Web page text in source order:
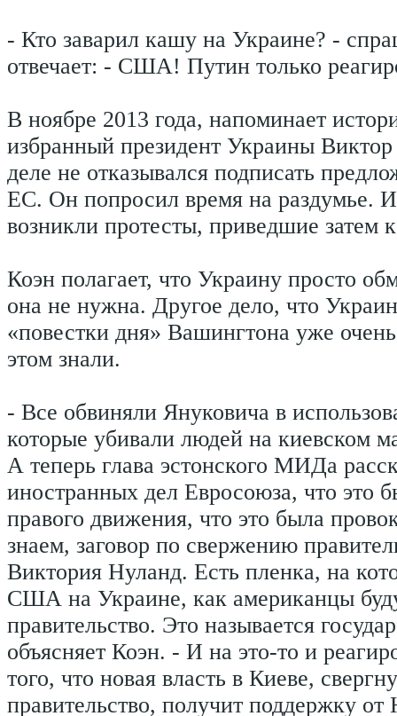
- Кто заварил кашу на Украине? -
отвечает: - США! Путин только
В ноябре 2013 года, напоминает
избранный президент Украины
деле не отказывался подписать
ЕС. Он попросил время на раздумье.
возникли протесты, приведшие затем
Коэн полагает, что Украину просто
она не нужна. Другое дело, что
«повестки дня» Вашингтона уже
этом знали.
- Все обвиняли Януковича в
которые убивали людей на киевском
А теперь глава эстонского МИДа
иностранных дел Евросоюза, что это
правого движения, что это была
знаем, заговор по свержению
Виктория Нуланд. Есть пленка, на
США на Украине, как американцы
правительство. Это называется
объясняет Коэн. - И на это-то и
того, что новая власть в Киеве,
правительство, получит поддержку